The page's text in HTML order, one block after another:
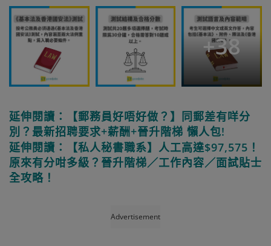
+38
延伸閱讀：【郵務員好唔好做？】同郵差有咩分
別？最新招聘要求+薪酬+晉升階梯 懶人包!
延伸閱讀：【私人秘書職系】人工高達$97,575！
原來有分咁多級？晉升階梯／工作內容／面試貼士
全攻略！
Advertisement